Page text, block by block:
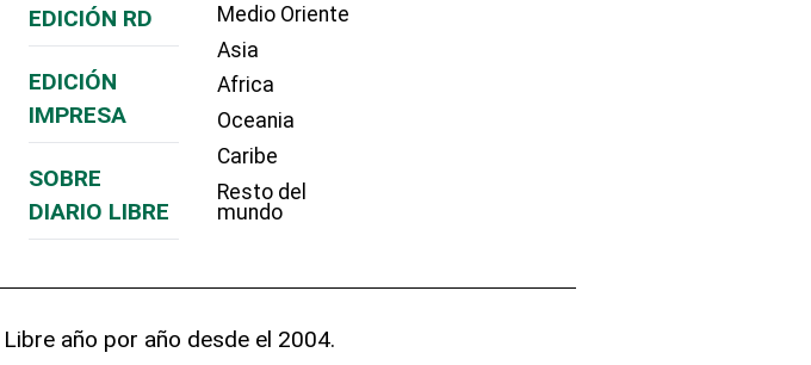
EDICIÓN RD
EDICIÓN
IMPRESA
SOBRE
DIARIO LIBRE
Medio Oriente
Asia
Africa
Oceania
Caribe
Resto del
mundo
año por año desde el 2004.